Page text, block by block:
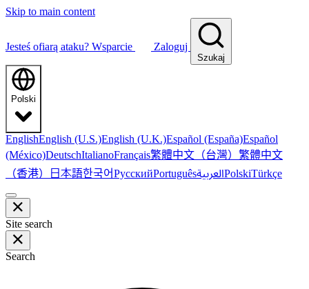
Skip to main content
Jesteś ofiarą ataku? Wsparcie Zaloguj
Szukaj
Polski
EnglishEnglish (U.S.)English (U.K.)Español (España)Español
(México)DeutschItalianoFrançais繁體中文（台灣） 繁體中文
（香港） 日本語한국어РусскийPortuguêsالعربيةPolskiTürkçe
Site search
Search